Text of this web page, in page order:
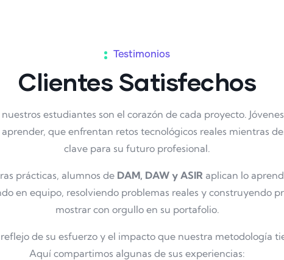
Testimonios
Clientes Satisfechos
nuestros estudiantes son el corazón de cada proyecto.
que enfrentan retos tecnológicos reales mientras
clave para su futuro profesional.
prácticas, alumnos de DAM, DAW y ASIR aplican lo
en equipo, resolviendo problemas reales y construyendo
mostrar con orgullo en su portafolio.
de su esfuerzo y el impacto que nuestra metodología
Aquí compartimos algunas de sus experiencias: